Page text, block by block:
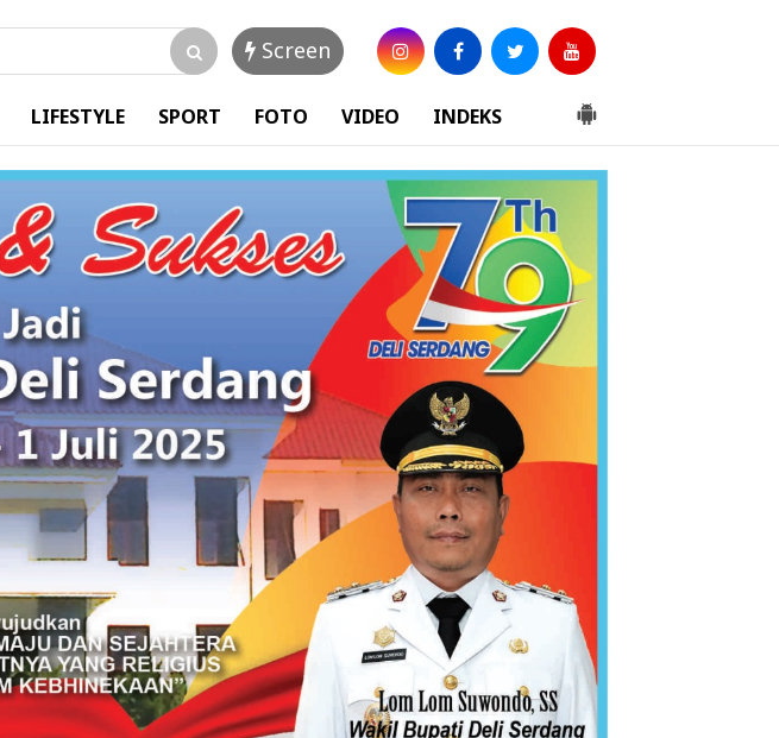
Screen
LIFESTYLE SPORT FOTO VIDEO INDEKS